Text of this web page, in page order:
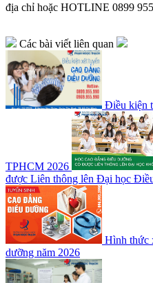
địa chỉ hoặc HOTLINE 0899
Các bài viết liên quan
Điều kiện
TPHCM 2026
được Liên thông lên Đại học
Hình thức
dưỡng năm 2026